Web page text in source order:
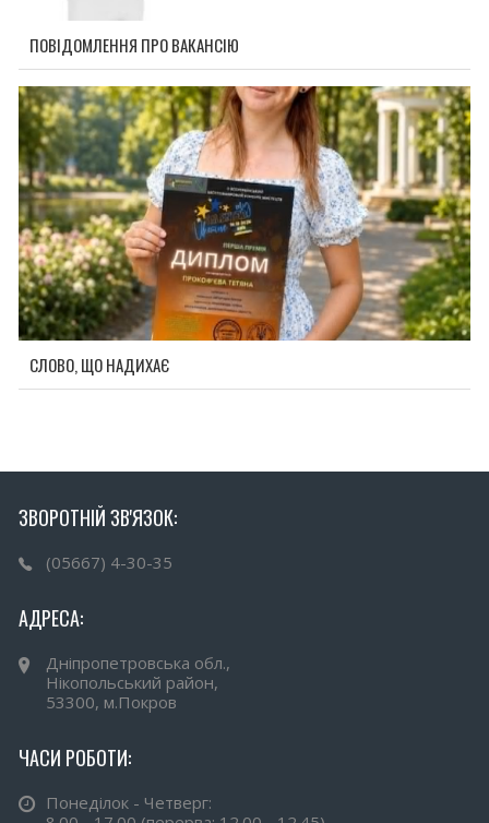
ПОВІДОМЛЕННЯ ПРО ВАКАНСІЮ
СЛОВО, ЩО НАДИХАЄ
ЗВОРОТНІЙ ЗВ'ЯЗОК:
(05667) 4-30-35
АДРЕСА:
Дніпропетровська обл.,
Нікопольський район,
53300, м.Покров
ЧАСИ РОБОТИ:
Понеділок - Четверг: